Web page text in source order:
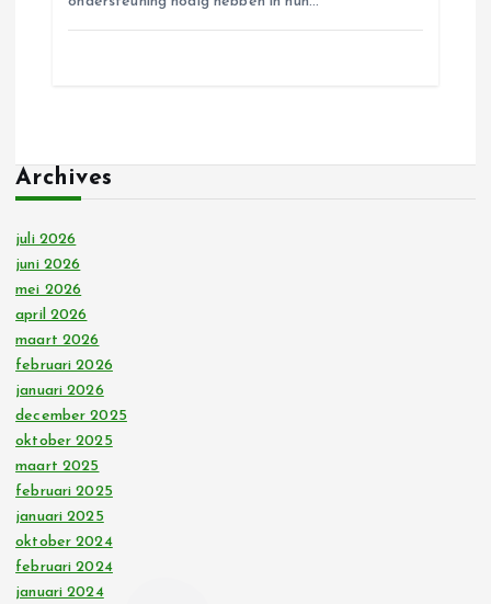
Archives
juli 2026
juni 2026
mei 2026
april 2026
maart 2026
februari 2026
januari 2026
december 2025
oktober 2025
maart 2025
februari 2025
januari 2025
oktober 2024
februari 2024
januari 2024